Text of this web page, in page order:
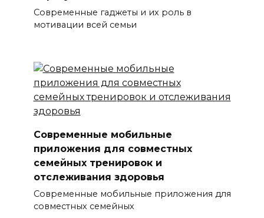
Современные гаджеты и их роль в
мотивации всей семьи
Современные мобильные
приложения для совместных
семейных тренировок и
отслеживания здоровья
Современные мобильные приложения для
совместных семейных